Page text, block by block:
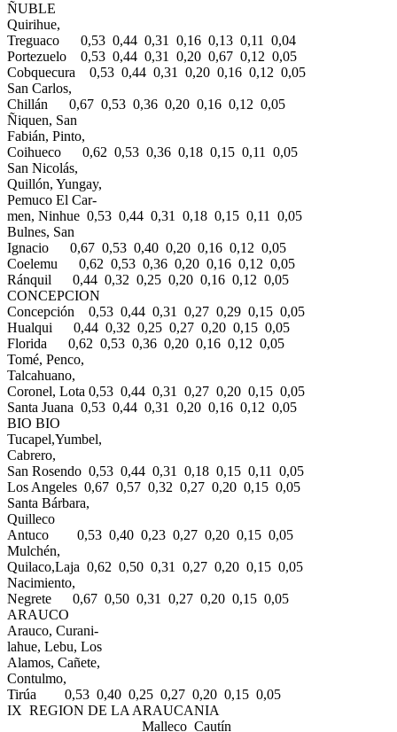
ÑUBLE
Quirihue,
Treguaco 0,53 0,44 0,31 0,16 0,13 0,11 0,04
Portezuelo 0,53 0,44 0,31 0,20 0,67 0,12 0,05
Cobquecura 0,53 0,44 0,31 0,20 0,16 0,12 0,05
San Carlos,
Chillán 0,67 0,53 0,36 0,20 0,16 0,12 0,05
Ñiquen, San
Fabián, Pinto,
Coihueco 0,62 0,53 0,36 0,18 0,15 0,11 0,05
San Nicolás,
Quillón, Yungay,
Pemuco El Car-
men, Ninhue 0,53 0,44 0,31 0,18 0,15 0,11 0,05
Bulnes, San
Ignacio 0,67 0,53 0,40 0,20 0,16 0,12 0,05
Coelemu 0,62 0,53 0,36 0,20 0,16 0,12 0,05
Ránquil 0,44 0,32 0,25 0,20 0,16 0,12 0,05
CONCEPCION
Concepción 0,53 0,44 0,31 0,27 0,29 0,15 0,05
Hualqui 0,44 0,32 0,25 0,27 0,20 0,15 0,05
Florida 0,62 0,53 0,36 0,20 0,16 0,12 0,05
Tomé, Penco,
Talcahuano,
Coronel, Lota 0,53 0,44 0,31 0,27 0,20 0,15 0,05
Santa Juana 0,53 0,44 0,31 0,20 0,16 0,12 0,05
BIO BIO
Tucapel,Yumbel,
Cabrero,
San Rosendo 0,53 0,44 0,31 0,18 0,15 0,11 0,05
Los Angeles 0,67 0,57 0,32 0,27 0,20 0,15 0,05
Santa Bárbara,
Quilleco
Antuco 0,53 0,40 0,23 0,27 0,20 0,15 0,05
Mulchén,
Quilaco,Laja 0,62 0,50 0,31 0,27 0,20 0,15 0,05
Nacimiento,
Negrete 0,67 0,50 0,31 0,27 0,20 0,15 0,05
ARAUCO
Arauco, Curani-
lahue, Lebu, Los
Alamos, Cañete,
Contulmo,
Tirúa 0,53 0,40 0,25 0,27 0,20 0,15 0,05
IX REGION DE LA ARAUCANIA
Malleco Cautín